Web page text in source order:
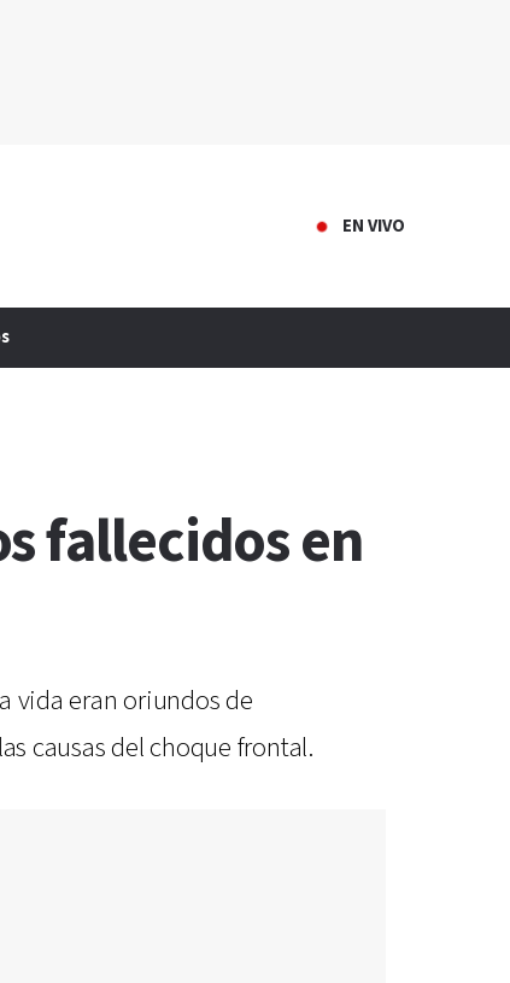
EN VIVO
fallecidos en
vida eran oriundos de
causas del choque frontal.